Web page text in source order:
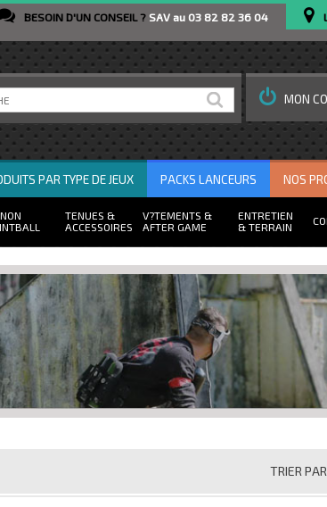
BESOIN D'UN CONSEIL ?SAV au 03 82 82 36 04
MON
TENUES
ACCESSOIRES
V?TEMENTS
AFTER GAME
ENTRETIEN
TERRAIN
PAR TYPE DE JEUX PACKS LANCEURS NOS
TRIER PAR